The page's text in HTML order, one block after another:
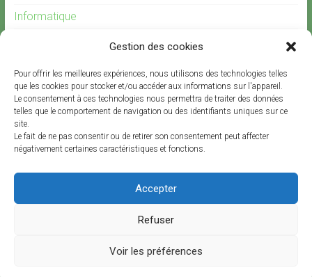
Gestion des cookies
Pour offrir les meilleures expériences, nous utilisons des technologies telles
que les cookies pour stocker et/ou accéder aux informations sur l'appareil.
Le consentement à ces technologies nous permettra de traiter des données
telles que le comportement de navigation ou des identifiants uniques sur ce
site.
Le fait de ne pas consentir ou de retirer son consentement peut affecter
négativement certaines caractéristiques et fonctions.
Accepter
Refuser
Voir les préférences
Informatique
Offre d’emploi garde d’enfants
Offres d’emplois et de prestations
d’emplois
Acceleratepar ThemeGrill. Propulsé par